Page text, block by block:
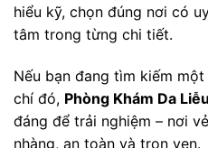
hiểu kỹ, chọn đúng nơi có
tâm trong từng chi tiết.
Nếu bạn đang tìm kiếm
chí đó, Phòng Khám Da
đáng để trải nghiệm – nơi
nhàng, an toàn và trọn vẹn.